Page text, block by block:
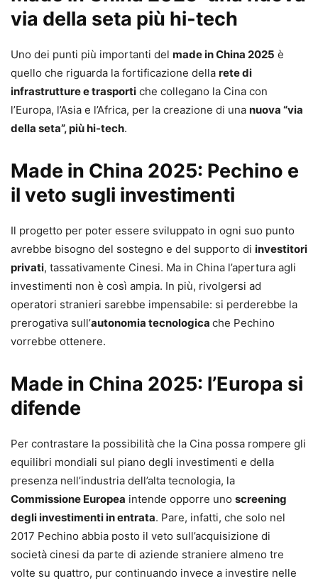
via della seta più hi-tech
Uno dei punti più importanti del made in China 2025 è
quello che riguarda la fortificazione della rete di
infrastrutture e trasporti che collegano la Cina con
l’Europa, l’Asia e l’Africa, per la creazione di una nuova “via
della seta”, più hi-tech.
Made in China 2025: Pechino e
il veto sugli investimenti
Il progetto per poter essere sviluppato in ogni suo punto
avrebbe bisogno del sostegno e del supporto di investitori
privati, tassativamente Cinesi. Ma in China l’apertura agli
investimenti non è così ampia. In più, rivolgersi ad
operatori stranieri sarebbe impensabile: si perderebbe la
prerogativa sull’autonomia tecnologica che Pechino
vorrebbe ottenere.
Made in China 2025: l’Europa si
difende
Per contrastare la possibilità che la Cina possa rompere gli
equilibri mondiali sul piano degli investimenti e della
presenza nell’industria dell’alta tecnologia, la
Commissione Europea intende opporre uno screening
degli investimenti in entrata. Pare, infatti, che solo nel
2017 Pechino abbia posto il veto sull’acquisizione di
società cinesi da parte di aziende straniere almeno tre
volte su quattro, pur continuando invece a investire nelle